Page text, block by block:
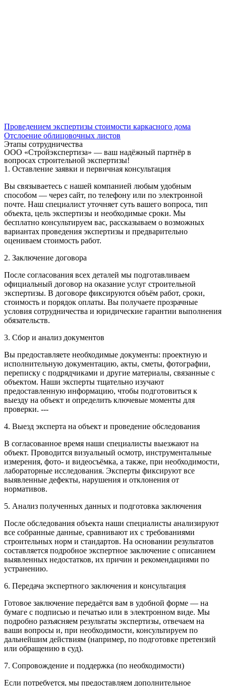
Проведением экспертизы стоимости каркасного дома
Отслоение облицовочных листов
Этапы сотрудничества
ООО «Стройэкспертиза» — ваш надёжный партнёр в
вопросах строительной экспертизы!
1. Оставление заявки и первичная консультация
Вы связываетесь с нашей компанией любым удобным
способом — через сайт, по телефону или по электронной
почте. Наш специалист уточняет суть вашего вопроса, тип
объекта, цель экспертизы и необходимые сроки. Мы
бесплатно консультируем вас, рассказываем о возможных
вариантах проведения экспертизы и предварительно
оцениваем стоимость работ.
2. Заключение договора
После согласования всех деталей мы подготавливаем
официальный договор на оказание услуг строительной
экспертизы. В договоре фиксируются объём работ, сроки,
стоимость и порядок оплаты. Вы получаете прозрачные
условия сотрудничества и юридические гарантии выполнения
обязательств.
3. Сбор и анализ документов
Вы предоставляете необходимые документы: проектную и
исполнительную документацию, акты, сметы, фотографии,
переписку с подрядчиками и другие материалы, связанные с
объектом. Наши эксперты тщательно изучают
предоставленную информацию, чтобы подготовиться к
выезду на объект и определить ключевые моменты для
проверки. ---
4. Выезд эксперта на объект и проведение обследования
В согласованное время наши специалисты выезжают на
объект. Проводится визуальный осмотр, инструментальные
измерения, фото- и видеосъёмка, а также, при необходимости,
лабораторные исследования. Эксперты фиксируют все
выявленные дефекты, нарушения и отклонения от
нормативов.
5. Анализ полученных данных и подготовка заключения
После обследования объекта наши специалисты анализируют
все собранные данные, сравнивают их с требованиями
строительных норм и стандартов. На основании результатов
составляется подробное экспертное заключение с описанием
выявленных недостатков, их причин и рекомендациями по
устранению.
6. Передача экспертного заключения и консультация
Готовое заключение передаётся вам в удобной форме — на
бумаге с подписью и печатью или в электронном виде. Мы
подробно разъясняем результаты экспертизы, отвечаем на
ваши вопросы и, при необходимости, консультируем по
дальнейшим действиям (например, по подготовке претензий
или обращению в суд).
7. Сопровождение и поддержка (по необходимости)
Если потребуется, мы предоставляем дополнительное